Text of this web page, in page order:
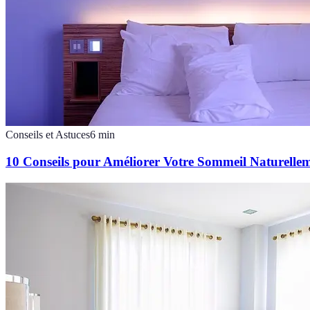
Conseils et Astuces6 min
10 Conseils pour Améliorer Votre Sommeil